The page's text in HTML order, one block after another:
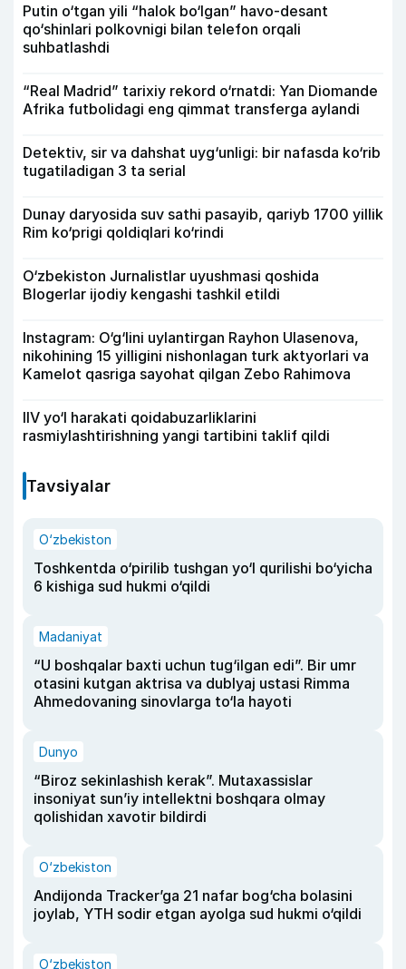
Putin o‘tgan yili “halok bo‘lgan” havo-desant
qo‘shinlari polkovnigi bilan telefon orqali
suhbatlashdi
“Real Madrid” tarixiy rekord o‘rnatdi: Yan Diomande
Afrika futbolidagi eng qimmat transferga aylandi
Detektiv, sir va dahshat uyg‘unligi: bir nafasda ko‘rib
tugatiladigan 3 ta serial
Dunay daryosida suv sathi pasayib, qariyb 1700 yillik
Rim ko‘prigi qoldiqlari ko‘rindi
O‘zbekiston Jurnalistlar uyushmasi qoshida
Blogerlar ijodiy kengashi tashkil etildi
Instagram: O‘g‘lini uylantirgan Rayhon Ulasenova,
nikohining 15 yilligini nishonlagan turk aktyorlari va
Kamelot qasriga sayohat qilgan Zebo Rahimova
IIV yo‘l harakati qoidabuzarliklarini
rasmiylashtirishning yangi tartibini taklif qildi
Tavsiyalar
O‘zbekiston
Toshkentda o‘pirilib tushgan yo‘l qurilishi bo‘yicha
6 kishiga sud hukmi o‘qildi
Madaniyat
“U boshqalar baxti uchun tug‘ilgan edi”. Bir umr
otasini kutgan aktrisa va dublyaj ustasi Rimma
Ahmedovaning sinovlarga to‘la hayoti
Dunyo
“Biroz sekinlashish kerak”. Mutaxassislar
insoniyat sun’iy intellektni boshqara olmay
qolishidan xavotir bildirdi
O‘zbekiston
Andijonda Tracker’ga 21 nafar bog‘cha bolasini
joylab, YTH sodir etgan ayolga sud hukmi o‘qildi
O‘zbekiston